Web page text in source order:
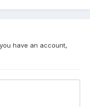
have an account,